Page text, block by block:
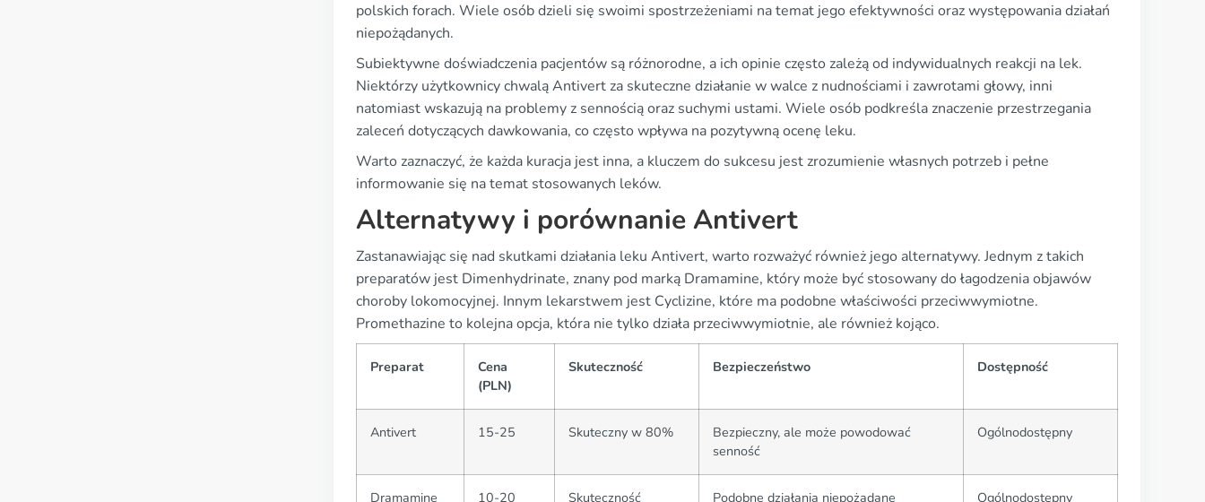
polskich forach. Wiele osób dzieli się swoimi spostrzeżeniami na temat jego efektywności oraz występowania działań
niepożądanych.
Subiektywne doświadczenia pacjentów są różnorodne, a ich opinie często zależą od indywidualnych reakcji na lek.
Niektórzy użytkownicy chwalą Antivert za skuteczne działanie w walce z nudnościami i zawrotami głowy, inni
natomiast wskazują na problemy z sennością oraz suchymi ustami. Wiele osób podkreśla znaczenie przestrzegania
zaleceń dotyczących dawkowania, co często wpływa na pozytywną ocenę leku.
Warto zaznaczyć, że każda kuracja jest inna, a kluczem do sukcesu jest zrozumienie własnych potrzeb i pełne
informowanie się na temat stosowanych leków.
Alternatywy i porównanie Antivert
Zastanawiając się nad skutkami działania leku Antivert, warto rozważyć również jego alternatywy. Jednym z takich
preparatów jest Dimenhydrinate, znany pod marką Dramamine, który może być stosowany do łagodzenia objawów
choroby lokomocyjnej. Innym lekarstwem jest Cyclizine, które ma podobne właściwości przeciwwymiotne.
Promethazine to kolejna opcja, która nie tylko działa przeciwwymiotnie, ale również kojąco.
Preparat
Cena
(PLN)
Skuteczność Bezpieczeństwo Dostępność
Antivert 15-25 Skuteczny w 80%
Bezpieczny, ale może powodować
senność
Ogólnodostępny
Dramamine 10-20 Skuteczność Podobne działania niepożądane Ogólnodostępny